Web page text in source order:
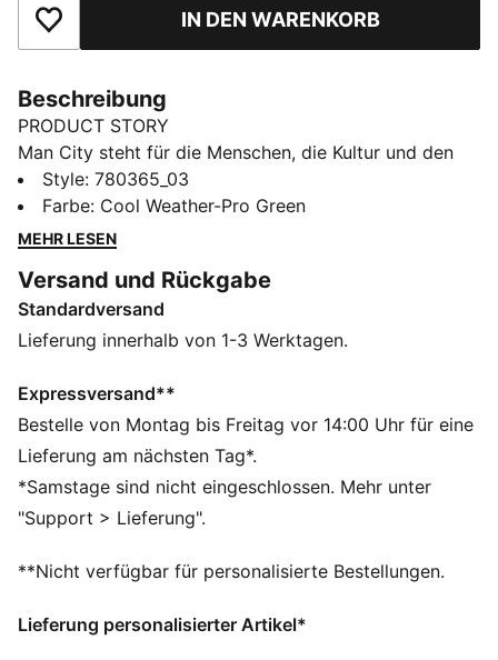
Zu Favoriten hinzufügenIN DEN WARENKORB
Beschreibung
PRODUCT STORY
Man City steht für die Menschen, die Kultur und den
Humor von Manchester. Deshalb ist das 25/26
Ausweichtrikot eine Hommage an das Wetter in
Manchester – für alle, die City bei Sonne und Regen im
sind.)
FEATURES + VORTEILE
KOMFORT: Feuchtigkeitsableitende dryCELL
dich wohl fühlst
RE:FIBRE: Enthält mindestens 95% recycelte
Textilabfälle und andere wiederverwertete Materialien
aus Polyester
DETAILS
Regular Fit
Kurze Ärmel
Offizielle Team-Branding-Details
Style: 780365_03
Farbe: Cool Weather-Pro Green
MEHR LESEN
Versand und Rückgabe
Standardversand
Lieferung innerhalb von 1-3 Werktagen.
Expressversand**
Bestelle von Montag bis Freitag vor 14:00 Uhr für eine
Lieferung am nächsten Tag*.
*Samstage sind nicht eingeschlossen. Mehr unter
"Support > Lieferung".
**Nicht verfügbar für personalisierte Bestellungen.
Lieferung personalisierter Artikel*